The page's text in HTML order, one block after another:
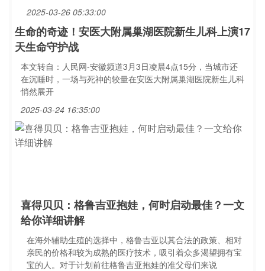
2025-03-26 05:33:00
生命的奇迹！安医大附属巢湖医院新生儿科上演17
天生命守护战
本文转自：人民网-安徽频道3月3日凌晨4点15分，当城市还
在沉睡时，一场与死神的较量在安医大附属巢湖医院新生儿科
悄然展开
2025-03-24 16:35:00
喜得贝贝：格鲁吉亚抱娃，何时启动最佳？一文
给你详细讲解
在海外辅助生殖的选择中，格鲁吉亚以其合法的政策、相对
亲民的价格和较为成熟的医疗技术，吸引着众多渴望拥有宝
宝的人。对于计划前往格鲁吉亚抱娃的准父母们来说